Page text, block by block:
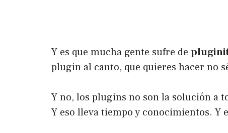
Y es que mucha gente sufre de
plugin al canto, que quieres hacer no
Y no, los plugins no son la solución a
Y eso lleva tiempo y conocimientos. Y